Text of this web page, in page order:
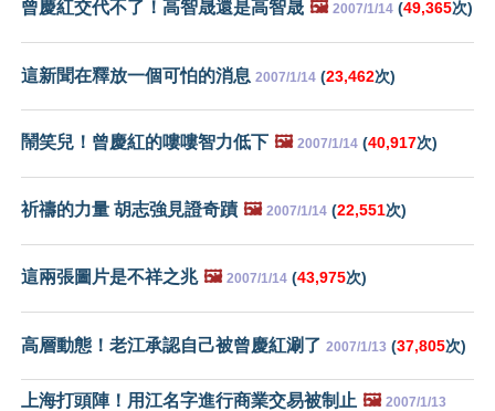
曾慶紅交代不了！高智晟還是高智晟 🖼️ 2007/1/14 (49,365次)
這新聞在釋放一個可怕的消息 2007/1/14 (23,462次)
鬧笑兒！曾慶紅的嘍嘍智力低下 🖼️ 2007/1/14 (40,917次)
祈禱的力量 胡志強見證奇蹟 🖼️ 2007/1/14 (22,551次)
這兩張圖片是不祥之兆 🖼️ 2007/1/14 (43,975次)
高層動態！老江承認自己被曾慶紅涮了 2007/1/13 (37,805次)
上海打頭陣！用江名字進行商業交易被制止 🖼️ 2007/1/13